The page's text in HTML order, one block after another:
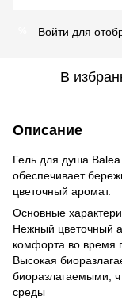
Войти для
В
Описание
Гель для душа
обеспечивает
цветочный аромат.
Основные
Нежный цветочный
комфорта во время
Высокая
биоразлагаемыми,
среды